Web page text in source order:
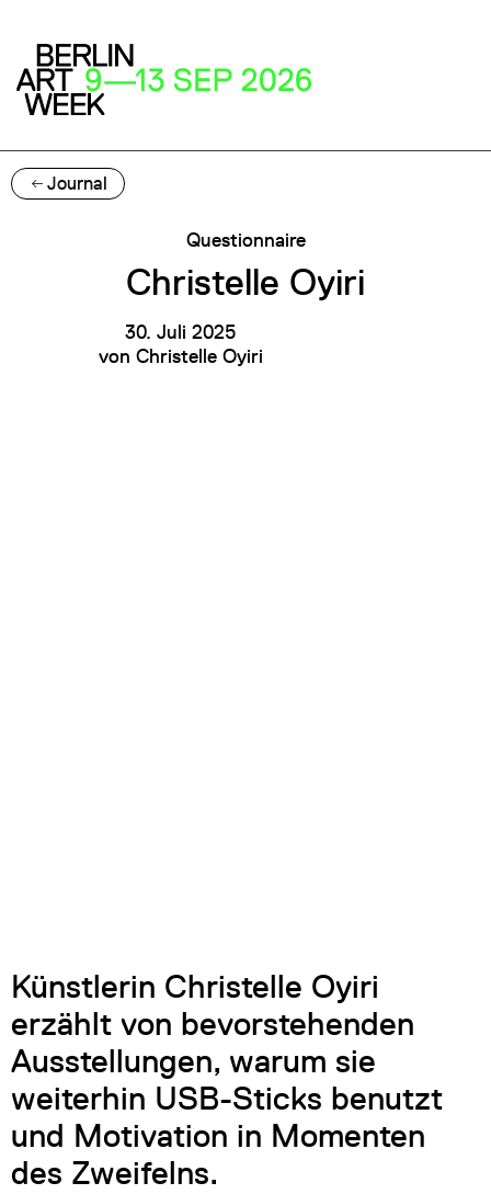
Journal
Questionnaire
Christelle Oyiri
30. Juli 2025
von Christelle Oyiri
Künstlerin Christelle Oyiri
erzählt von bevorstehenden
Ausstellungen, warum sie
weiterhin USB-Sticks benutzt
und Motivation in Momenten
des Zweifelns.